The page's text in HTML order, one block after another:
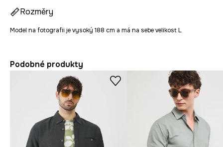
Rozměry
Model na fotografii je vysoký 188 cm a má na sebe velikost L
Podobné produkty